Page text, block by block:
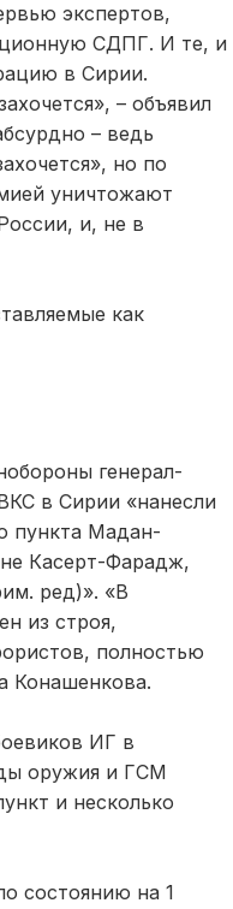
экспертов,
СДПГ. И те, и
в Сирии.
– объявил
– ведь
но по
уничтожают
и, не в
как
генерал-
в Сирии «нанесли
пункта Мадан-
Касерт-Фарадж,
ред)». «В
из строя,
полностью
Конашенкова.
ИГ в
оружия и ГСМ
и несколько
состоянию на 1